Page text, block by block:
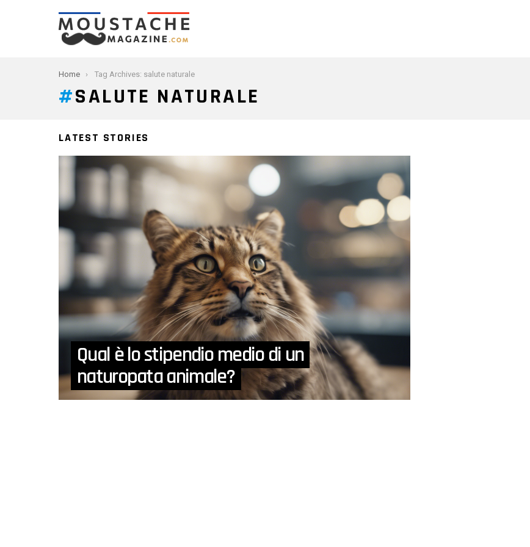
You are here:
Home Tag Archives: salute naturale
SALUTE NATURALE
LATEST STORIES
Qual è lo stipendio medio di un
naturopata animale?